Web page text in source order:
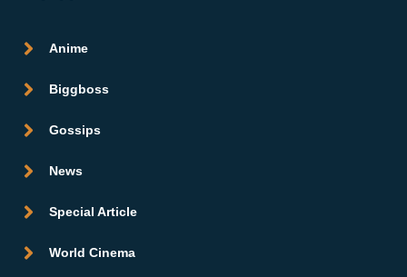
Anime
Biggboss
Gossips
News
Special Article
World Cinema